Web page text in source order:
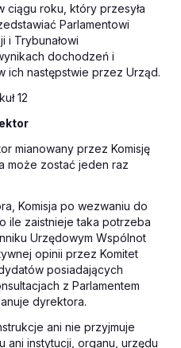
ciągu roku, który przesyła
Parlamentowi
i Trybunałowi
dochodzeń i
ich następstwie przez Urząd.
12
mianowany przez Komisję
może zostać jeden raz
Komisja po wezwaniu do
ile zaistnieje taka potrzeba
Urzędowym Wspólnot
opinii przez Komitet
posiadających
z Parlamentem
dyrektora.
ani nie przyjmuje
ani instytucji, organu, urzędu